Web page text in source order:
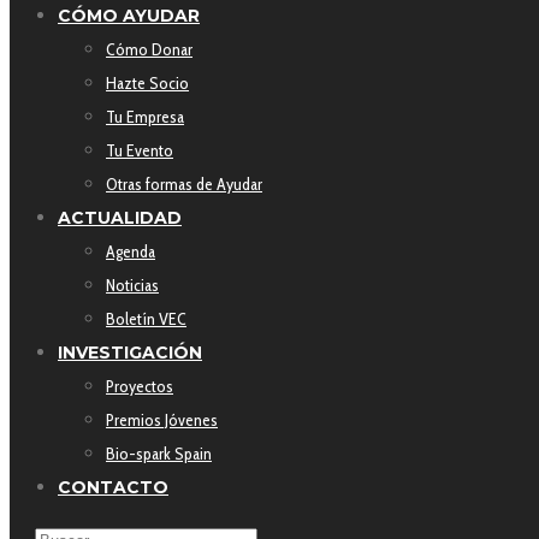
CÓMO AYUDAR
Cómo Donar
Hazte Socio
Tu Empresa
Tu Evento
Otras formas de Ayudar
ACTUALIDAD
Agenda
Noticias
Boletín VEC
INVESTIGACIÓN
Proyectos
Premios Jóvenes
Bio-spark Spain
CONTACTO